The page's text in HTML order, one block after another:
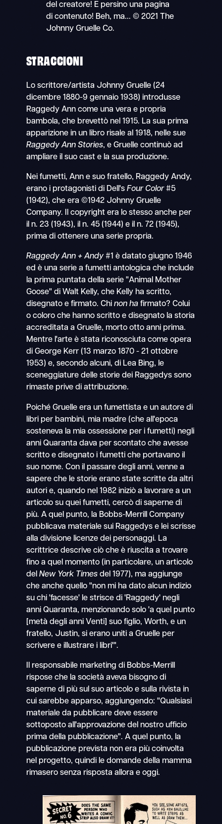
del creatore! E persino una pagina
di contenuto! Beh, ma... © 2021 The
Johnny Gruelle Co.
STRACCIONI
Lo scrittore/artista Johnny Gruelle (24
dicembre 1880-9 gennaio 1938) introdusse
Raggedy Ann come una vera e propria
bambola, che brevettò nel 1915. La sua prima
apparizione in un libro risale al 1918, nelle sue
Raggedy Ann Stories, e Gruelle continuò ad
ampliare il suo cast e la sua produzione.
Nei fumetti, Ann e suo fratello, Raggedy Andy,
erano i protagonisti di Dell's Four Color#5
(1942), che era ©1942 Johnny Gruelle
Company. Il copyright era lo stesso anche per
il n. 23 (1943), il n. 45 (1944) e il n. 72 (1945),
prima di ottenere una serie propria.
Raggedy Ann + Andy #1 è datato giugno 1946
ed è una serie a fumetti antologica che include
la prima puntata della serie "Animal Mother
Goose" di Walt Kelly, che Kelly ha scritto,
disegnato e firmato. Chi non hafirmato? Colui
o coloro che hanno scritto e disegnato la storia
accreditata a Gruelle, morto otto anni prima.
Mentre l'arte è stata riconosciuta come opera
di George Kerr (13 marzo 1870 - 21 ottobre
1953) e, secondo alcuni, di Lea Bing, le
sceneggiature delle storie dei Raggedys sono
rimaste prive di attribuzione.
Poiché Gruelle era un fumettista e un autore di
libri per bambini, mia madre (che all'epoca
sosteneva la mia ossessione per i fumetti) negli
anni Quaranta dava per scontato che avesse
scritto e disegnato i fumetti che portavano il
suo nome. Con il passare degli anni, venne a
sapere che le storie erano state scritte da altri
autori e, quando nel 1982 iniziò a lavorare a un
articolo su quei fumetti, cercò di saperne di
più. A quel punto, la Bobbs-Merrill Company
pubblicava materiale sui Raggedys e lei scrisse
alla divisione licenze dei personaggi. La
scrittrice descrive ciò che è riuscita a trovare
fino a quel momento (in particolare, un articolo
del New York Timesdel 1977), ma aggiunge
che anche quello "non mi ha dato alcun indizio
su chi 'facesse' le strisce di 'Raggedy' negli
anni Quaranta, menzionando solo 'a quel punto
[metà degli anni Venti] suo figlio, Worth, e un
fratello, Justin, si erano uniti a Gruelle per
scrivere e illustrare i libri'".
Il responsabile marketing di Bobbs-Merrill
rispose che la società aveva bisogno di
saperne di più sul suo articolo e sulla rivista in
cui sarebbe apparso, aggiungendo: "Qualsiasi
materiale da pubblicare deve essere
sottoposto all'approvazione del nostro ufficio
prima della pubblicazione". A quel punto, la
pubblicazione prevista non era più coinvolta
nel progetto, quindi le domande della mamma
rimasero senza risposta allora e oggi.